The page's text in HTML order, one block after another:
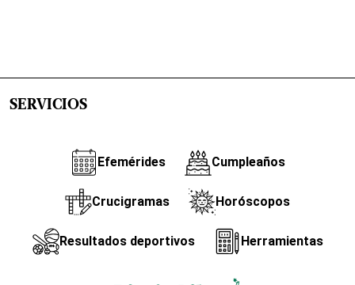
SERVICIOS
Efemérides Cumpleaños
Crucigramas Horóscopos
Resultados deportivos Herramientas